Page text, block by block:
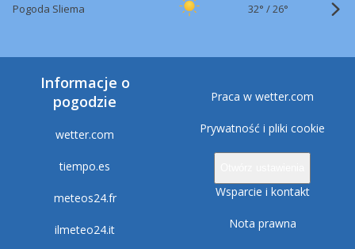
Pogoda Sliema 32° /26°
Informacje o
pogodzie
wetter.com
tiempo.es
meteos24.fr
ilmeteo24.it
Praca w wetter.com
Prywatność i pliki cookie
Wsparcie i kontakt
Nota prawna